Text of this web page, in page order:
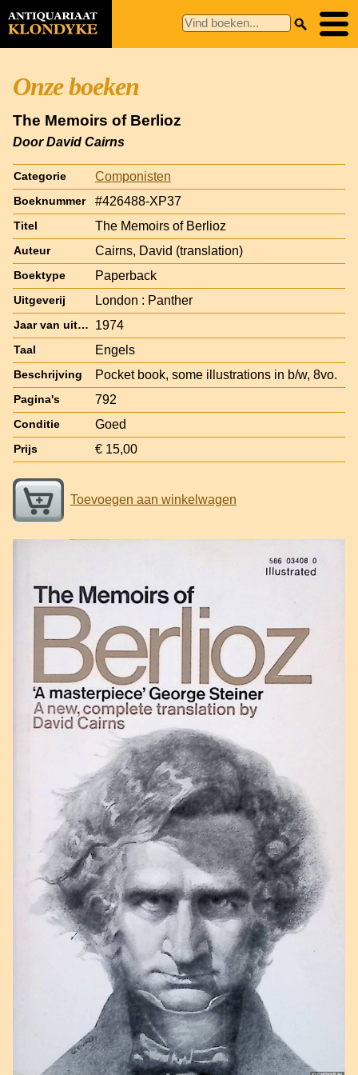
Onze boeken
The Memoirs of Berlioz
Door David Cairns
Categorie Componisten
Boeknummer #426488-XP37
Titel The Memoirs of Berlioz
Auteur Cairns, David (translation)
Boektype Paperback
Uitgeverij London : Panther
Jaar van uitgave 1974
Taal Engels
Beschrijving Pocket book, some illustrations in b/w, 8vo.
Pagina's 792
Conditie Goed
Prijs € 15,00
Toevoegen aan winkelwagen